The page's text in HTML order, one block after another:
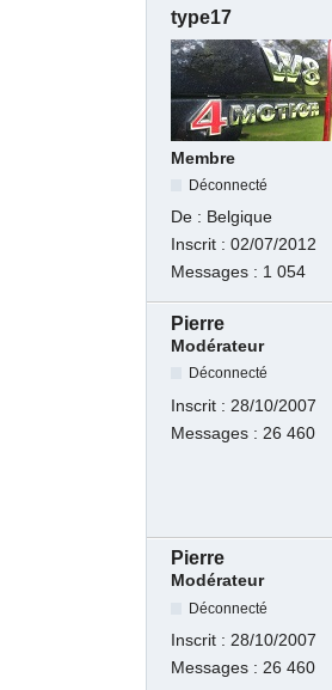
type17
Membre
Déconnecté
De : Belgique
Inscrit :02/07/2012
Messages : 1 054
Pierre
Modérateur
Déconnecté
Inscrit : 28/10/2007
Messages : 26 460
Pierre
Modérateur
Déconnecté
Inscrit : 28/10/2007
Messages : 26 460